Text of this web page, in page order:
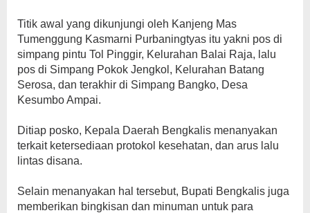
Titik awal yang dikunjungi oleh Kanjeng Mas
Tumenggung Kasmarni Purbaningtyas itu yakni pos di
simpang pintu Tol Pinggir, Kelurahan Balai Raja, lalu
pos di Simpang Pokok Jengkol, Kelurahan Batang
Serosa, dan terakhir di Simpang Bangko, Desa
Kesumbo Ampai.
Ditiap posko, Kepala Daerah Bengkalis menanyakan
terkait ketersediaan protokol kesehatan, dan arus lalu
lintas disana.
Selain menanyakan hal tersebut, Bupati Bengkalis juga
memberikan bingkisan dan minuman untuk para